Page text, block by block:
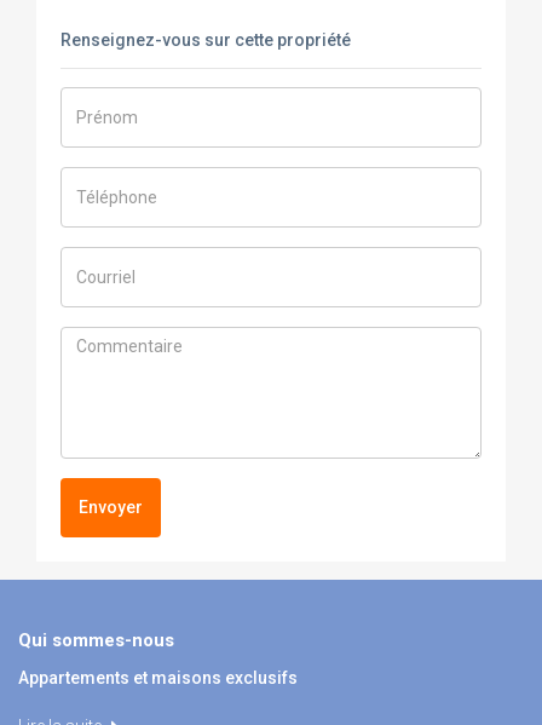
Renseignez-vous sur cette propriété
Envoyer
Qui sommes-nous
Appartements et maisons exclusifs